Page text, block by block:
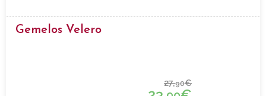
Gemelos Velero
27,90€